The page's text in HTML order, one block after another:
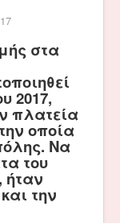
στα
2017,
πλατεία
οποία
Να
του
ήταν
την